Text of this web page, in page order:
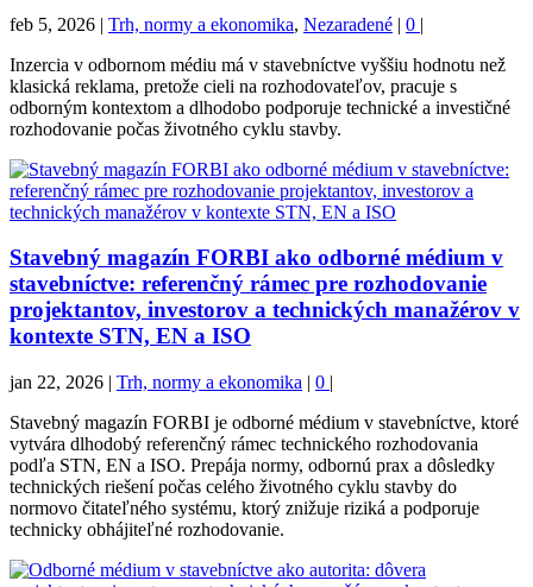
feb 5, 2026 | Trh, normy a ekonomika, Nezaradené | 0 |
Inzercia v odbornom médiu má v stavebníctve vyššiu hodnotu než
klasická reklama, pretože cieli na rozhodovateľov, pracuje s
odborným kontextom a dlhodobo podporuje technické a investičné
rozhodovanie počas životného cyklu stavby.
Stavebný magazín FORBI ako odborné médium v
stavebníctve: referenčný rámec pre rozhodovanie
projektantov, investorov a technických manažérov v
kontexte STN, EN a ISO
jan 22, 2026 | Trh, normy a ekonomika | 0 |
Stavebný magazín FORBI je odborné médium v stavebníctve, ktoré
vytvára dlhodobý referenčný rámec technického rozhodovania
podľa STN, EN a ISO. Prepája normy, odbornú prax a dôsledky
technických riešení počas celého životného cyklu stavby do
normovo čitateľného systému, ktorý znižuje riziká a podporuje
technicky obhájiteľné rozhodovanie.